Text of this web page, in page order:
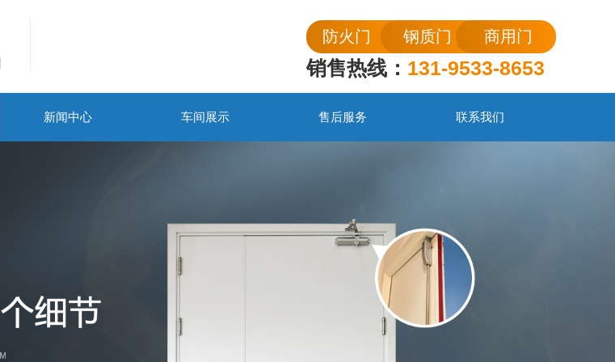
防火门 钢质门 商用门
销售热线： 131-9533-8653
新闻中心 车间展示 售后服务 联系我们